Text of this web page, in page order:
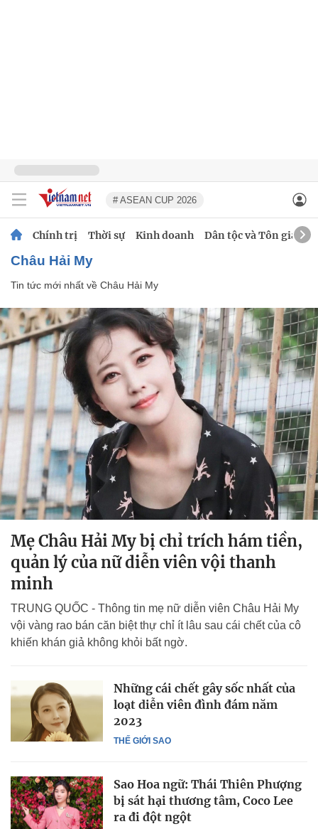
# ASEAN CUP 2026
Chính trị Thời sự Kinh doanh Dân tộc và Tôn giáo
Châu Hải My
Tin tức mới nhất về Châu Hải My
Mẹ Châu Hải My bị chỉ trích hám tiền,
quản lý của nữ diễn viên vội thanh
minh
TRUNG QUỐC - Thông tin mẹ nữ diễn viên Châu Hải My
vội vàng rao bán căn biệt thự chỉ ít lâu sau cái chết của cô
khiến khán giả không khỏi bất ngờ.
THẾ GIỚI SAO
Những cái chết gây sốc nhất của
loạt diễn viên đình đám năm
2023
Sao Hoa ngữ: Thái Thiên Phượng
bị sát hại thương tâm, Coco Lee
ra đi đột ngột